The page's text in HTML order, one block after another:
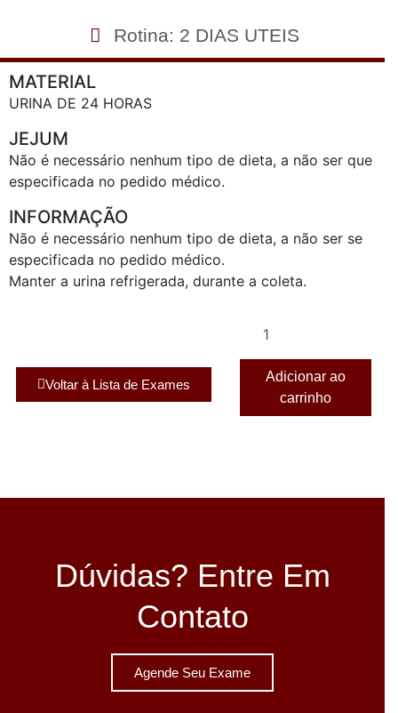
Rotina: 2 DIAS UTEIS
MATERIAL
URINA DE 24 HORAS
JEJUM
Não é necessário nenhum tipo de dieta, a não ser que
especificada no pedido médico.
INFORMAÇÃO
Não é necessário nenhum tipo de dieta, a não ser se
especificada no pedido médico.
Manter a urina refrigerada, durante a coleta.
Voltar à Lista de Exames
Adicionar ao
carrinho
Dúvidas? Entre Em
Contato
Agende Seu Exame